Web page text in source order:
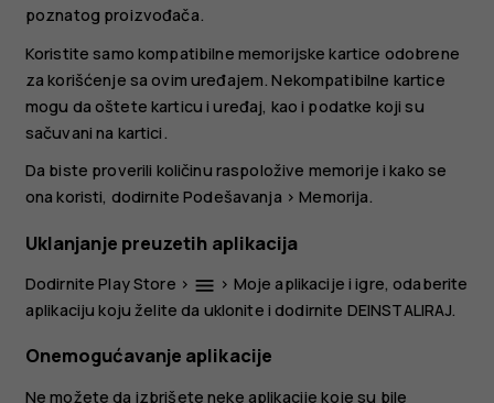
poznatog proizvođača.
Koristite samo kompatibilne memorijske kartice odobrene
za korišćenje sa ovim uređajem. Nekompatibilne kartice
mogu da oštete karticu i uređaj, kao i podatke koji su
sačuvani na kartici.
Da biste proverili količinu raspoložive memorije i kako se
ona koristi, dodirnitePodešavanja >Memorija.
Uklanjanje preuzetih aplikacija
DodirnitePlay Store > menu > Moje aplikacije i igre, odaberite
aplikaciju koju želite da uklonite i dodirnite DEINSTALIRAJ.
Onemogućavanje aplikacije
Ne možete da izbrišete neke aplikacije koje su bile